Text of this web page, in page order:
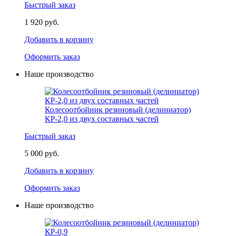
Быстрый заказ
1 920 руб.
Добавить в корзину
Оформить заказ
Наше производство
Колесоотбойник резиновый (делиниатор)
КР-2,0 из двух составных частей
Быстрый заказ
5 000 руб.
Добавить в корзину
Оформить заказ
Наше производство